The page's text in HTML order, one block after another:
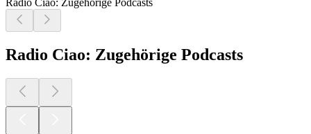
Radio Ciao: Zugehörige Podcasts
Radio Ciao: Zugehörige Podcasts